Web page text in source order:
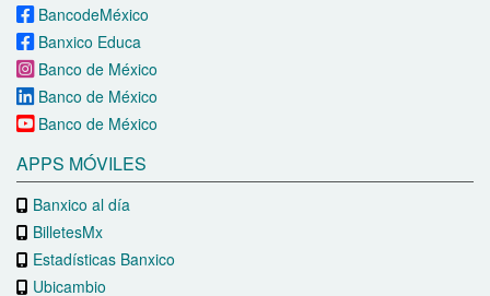
BancodeMéxico
Banxico Educa
Banco de México
Banco de México
Banco de México
APPS MÓVILES
Banxico al día
BilletesMx
Estadísticas Banxico
Ubicambio